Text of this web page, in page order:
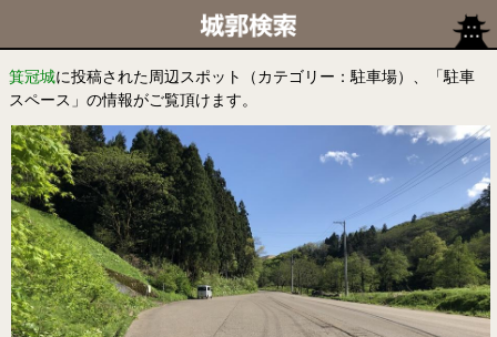
箕冠城に投稿された周辺スポット（カテゴリー：駐車場）、「駐車
スペース」の情報がご覧頂けます。